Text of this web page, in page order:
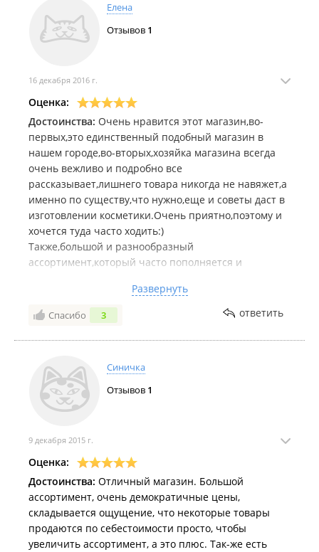
Елена
Отзывов 1
16 декабря 2016 г.
Оценка:
Достоинства: Очень нравится этот магазин,во-
первых,это единственный подобный магазин в
нашем городе,во-вторых,хозяйка магазина всегда
очень вежливо и подробно все
рассказывает,лишнего товара никогда не навяжет,а
именно по существу,что нужно,еще и советы даст в
изготовлении косметики.Очень приятно,поэтому и
хочется туда часто ходить:)
Также,большой и разнообразный
ассортимент,который часто пополняется и
Можно позвонить и договориться,чтобы немножко
задержались в магазине,т.к. не всегда успеваю до
18.00 подойти.
Также,мастер-классы проводятся.
Развернуть
Спасибо 3 ответить
Синичка
Отзывов 1
9 декабря 2015 г.
Оценка:
Достоинства: Отличный магазин. Большой
ассортимент, очень демократичные цены,
складывается ощущение, что некоторые товары
продаются по себестоимости просто, чтобы
увеличить ассортимент, а это плюс. Так-же есть